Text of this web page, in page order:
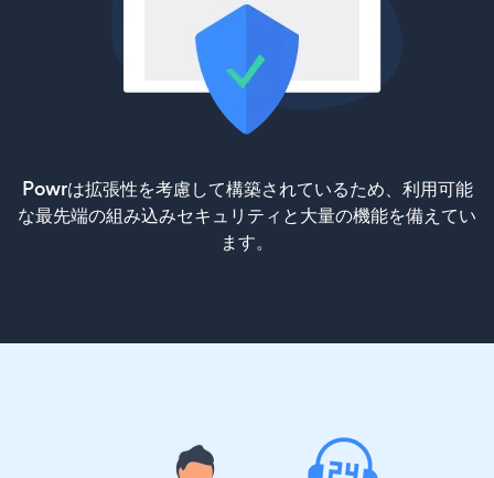
Powrは拡張性を考慮して構築されているため、利用可能
な最先端の組み込みセキュリティと大量の機能を備えてい
ます。